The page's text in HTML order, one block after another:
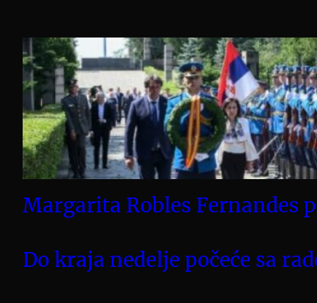
Margarita Robles Fernandes
Do kraja nedelje počeće sa